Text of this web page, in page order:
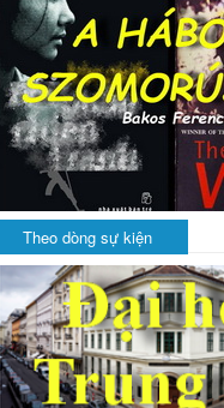
Theo dòng sự kiện